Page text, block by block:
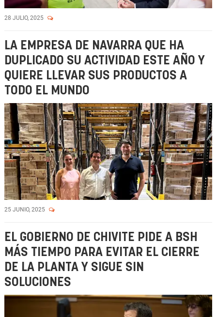
28 JULIO, 2025
LA EMPRESA DE NAVARRA QUE HA
DUPLICADO SU ACTIVIDAD ESTE AÑO Y
QUIERE LLEVAR SUS PRODUCTOS A
TODO EL MUNDO
25 JUNIO, 2025
EL GOBIERNO DE CHIVITE PIDE A BSH
MÁS TIEMPO PARA EVITAR EL CIERRE
DE LA PLANTA Y SIGUE SIN
SOLUCIONES